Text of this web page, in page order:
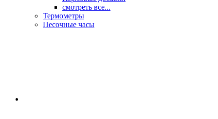
смотреть все...
Термометры
Песочные часы